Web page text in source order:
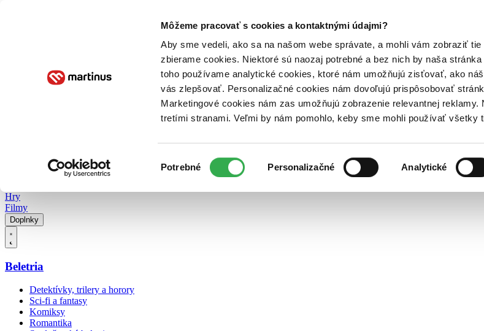
Môžeme pracovať s cookies a kontaktnými údajmi?
Aby sme vedeli, ako sa na našom webe správate, a mohli vám zobraziť tie
zbierame cookies. Niektoré sú naozaj potrebné a bez nich by naša
toho používame analytické cookies, ktoré nám umožňujú zisťovať, ako
vás zlepšovať. Personalizačné cookies nám dovoľujú prispôsobovať
Marketingové cookies nám zas umožňujú zobrazenie relevantnej reklamy.
tretími stranami. Veľmi by nám pomohlo, keby sme mohli používať všetky
súhlasu
Potrebné Personalizačné Analytické
Poukážky Kontakt
Hry
Filmy
Doplnky
Beletria
Detektívky, trilery a horory
Sci-fi a fantasy
Komiksy
Romantika